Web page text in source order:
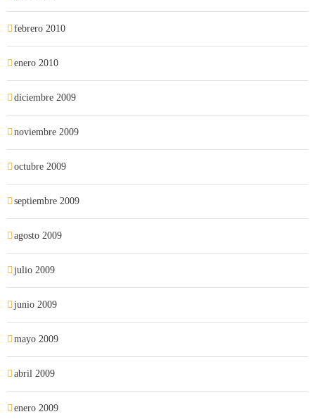
febrero 2010
enero 2010
diciembre 2009
noviembre 2009
octubre 2009
septiembre 2009
agosto 2009
julio 2009
junio 2009
mayo 2009
abril 2009
enero 2009